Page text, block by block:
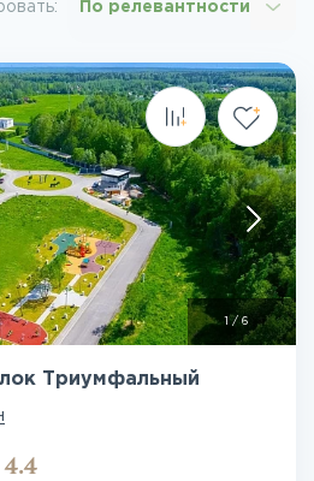
По релевантности
/ 6
Триумфальный
4.4